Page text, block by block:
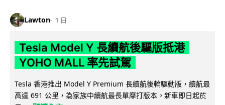
Lawton 1 日
Tesla Model Y 長續航後驅版抵港
YOHO MALL 率先試駕
Tesla 香港推出 Model Y Premium 長續航後輪驅動版，續航最
高達 691 公里，為家族中續航最長單摩打版本。新車即日起於